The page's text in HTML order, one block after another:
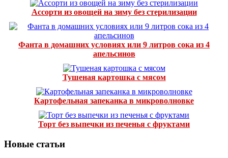
Ассорти из овощей на зиму без стерилизации
Фанта в домашних условиях или 9 литров сока из 4
апельсинов
Тушеная картошка с мясом
Картофельная запеканка в микроволновке
Торт без выпечки из печенья с фруктами
Новые статьи